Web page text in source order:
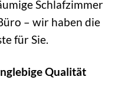
Schlafzimmer
– wir haben die
für Sie.
Qualität